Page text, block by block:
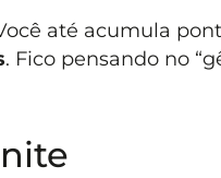
até acumula
. Fico pensando no